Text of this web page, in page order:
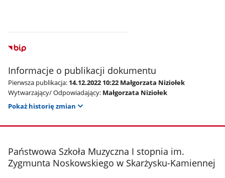
Informacje o publikacji dokumentu
Pierwsza publikacja: 14.12.2022 10:22 Małgorzata Niziołek
Wytwarzający/ Odpowiadający: Małgorzata Niziołek
Pokaż historię zmian
stopka
Państwowa Szkoła Muzyczna I stopnia im.
Zygmunta Noskowskiego w Skarżysku-Kamiennej